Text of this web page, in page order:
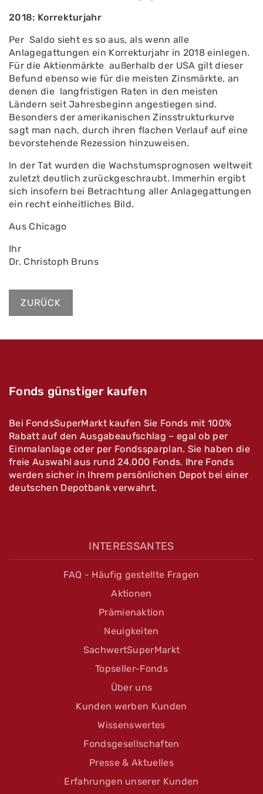
2018: Korrekturjahr
Per Saldo sieht es so aus, als wenn alle
Anlagegattungen ein Korrekturjahr in 2018 einlegen.
Für die Aktienmärkte außerhalb der USA gilt dieser
Befund eben­so wie für die meisten Zinsmärk­te, an
denen die langfristigen Ra­ten in den meisten
Ländern seit Jahresbeginn angestiegen sind.
Besonders der amerikanischen Zinsstrukturkurve
sagt man nach, durch ihren flachen Verlauf auf eine
bevorstehende Rezession hinzuweisen.
ln der Tat wurden die Wachs­tumsprognosen weltweit
zuletzt deutlich zurückgeschraubt. Immerhin ergibt
sich insofern bei Betrachtung aller Anlagegattun­gen
ein recht einheitliches Bild.
Aus Chicago
Ihr
Dr. Christoph Bruns
ZURÜCK
Fonds günstiger kaufen
Bei FondsSuperMarkt kaufen Sie Fonds mit 100%
Rabatt auf den Ausgabeaufschlag – egal ob per
Einmalanlage oder per Fondssparplan. Sie haben die
freie Auswahl aus rund 24.000 Fonds. Ihre Fonds
werden sicher in Ihrem persönlichen Depot bei einer
deutschen Depotbank verwahrt.
INTERESSANTES
FAQ - Häufig gestellte Fragen
Aktionen
Prämienaktion
Neuigkeiten
SachwertSuperMarkt
Topseller-Fonds
Über uns
Kunden werben Kunden
Wissenswertes
Fondsgesellschaften
Presse & Aktuelles
Erfahrungen unserer Kunden